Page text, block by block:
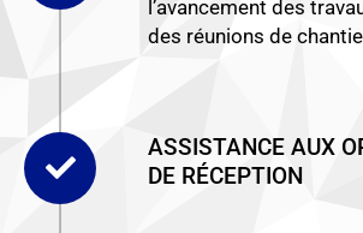
l’avancement des
des réunions de
ASSISTANCE AUX
DE RÉCEPTION